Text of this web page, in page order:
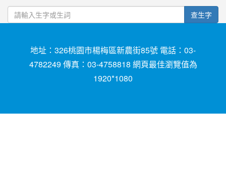
查生字
地址：326桃園市楊梅區新農街85號 電話：03-
4782249 傳真：03-4758818 網頁最佳瀏覽值為
1920*1080